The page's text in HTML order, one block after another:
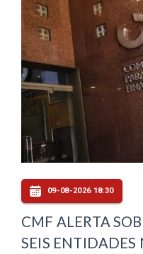
09-08-2026 18:30
CMF ALERTA
SEIS